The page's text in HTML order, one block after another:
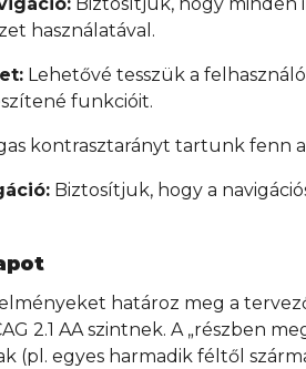
használatával.
Lehetővé tesszük a
funkcióit.
kontrasztarányt tartunk fenn
Biztosítjuk, hogy a
határoz meg a
2.1 AA szintnek. A „részben
(pl. egyes harmadik féltől